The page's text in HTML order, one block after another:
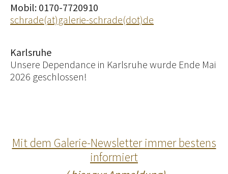
Mobil: 0170-7720910
schrade(at)galerie-schrade(dot)de
Karlsruhe
Unsere Dependance in Karlsruhe wurde Ende Mai
2026 geschlossen!
Mit dem Galerie-Newsletter immer bestens
informiert